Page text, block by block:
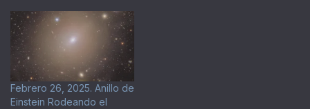
Febrero 26, 2025. Anillo de
Einstein Rodeando el